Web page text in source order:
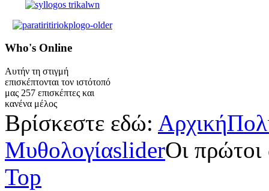
Who's Online
Αυτήν τη στιγμή
επισκέπτονται τον ιστότοπό
μας 257 επισκέπτες και
κανένα μέλος
Βρίσκεστε εδώ: Αρχική
ΜυθολογίαsliderΟι
Top